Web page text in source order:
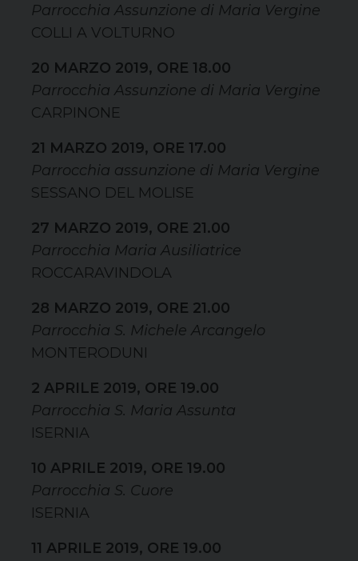
Parrocchia Assunzione di Maria Vergine
COLLI A VOLTURNO
20 MARZO 2019, ORE 18.00
Parrocchia Assunzione di Maria Vergine
CARPINONE
21 MARZO 2019, ORE 17.00
Parrocchia assunzione di Maria Vergine
SESSANO DEL MOLISE
27 MARZO 2019, ORE 21.00
Parrocchia Maria Ausiliatrice
ROCCARAVINDOLA
28 MARZO 2019, ORE 21.00
Parrocchia S. Michele Arcangelo
MONTERODUNI
2 APRILE 2019, ORE 19.00
Parrocchia S. Maria Assunta
ISERNIA
10 APRILE 2019, ORE 19.00
Parrocchia S. Cuore
ISERNIA
11 APRILE 2019, ORE 19.00